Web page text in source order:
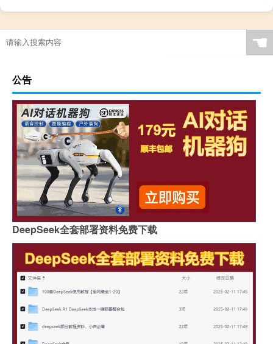
☚
公告
DeepSeek全套部署资料免费下载